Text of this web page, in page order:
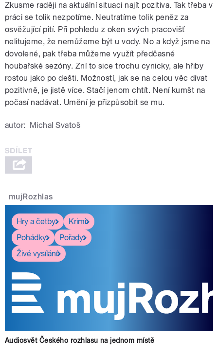
Zkusme raději na aktuální situaci najít pozitiva. Tak třeba v
práci se tolik nezpotíme. Neutratíme tolik peněz za
osvěžující pití. Při pohledu z oken svých pracovišť
nelitujeme, že nemůžeme být u vody. No a když jsme na
dovolené, pak třeba můžeme využít předčasné
houbařské sezóny. Zní to sice trochu cynicky, ale hřiby
rostou jako po dešti. Možností, jak se na celou věc dívat
pozitivně, je jistě více. Stačí jenom chtít. Není kumšt na
počasí nadávat. Umění je přizpůsobit se mu.
autor: Michal Svatoš
mujRozhlas
Hry a četby
Krimi
Pohádky
Pořady
Živé vysílání
Audiosvět Českého rozhlasu na jednom místě